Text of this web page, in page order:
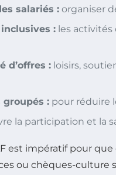
salariés : organiser
: les activités
d’offres : loisirs,
groupés : pour réduire
la participation et la
est impératif pour
ou chèques-